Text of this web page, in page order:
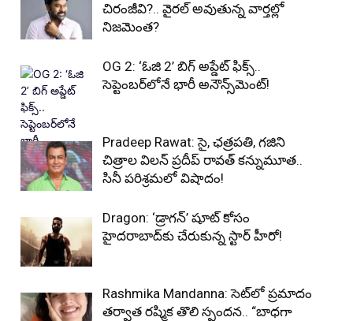
చిరంజీవి?.. వైరల్ అవుతున్న వార్తల్లో
నిజమెంత?
OG 2: ‘ఓజి 2’ బిగ్ అప్డేట్ ఫిక్స్..
సెప్టెంబర్‌లోనే భారీ అనౌన్స్‌మెంట్!
Pradeep Rawat: సై, ఛత్రపతి, గజిని
చిత్రాల విలన్ ప్రదీప్ రావత్ కన్నుమూత..
సినీ పరిశ్రమలో విషాదం!
Dragon: ‘డ్రాగన్’ షూట్ కోసం
హైదరాబాద్‌కు చేరుకున్న స్టార్ హీరో!
Rashmika Mandanna: సెట్‌లో ప్రమాదం
తర్వాత రష్మిక తొలి స్పందన.. “బాధగా